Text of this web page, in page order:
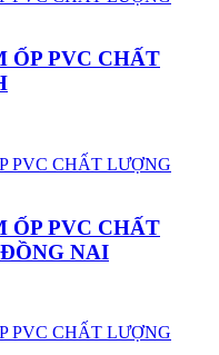
ỐP PVC CHẤT
ỐP PVC CHẤT
NAI